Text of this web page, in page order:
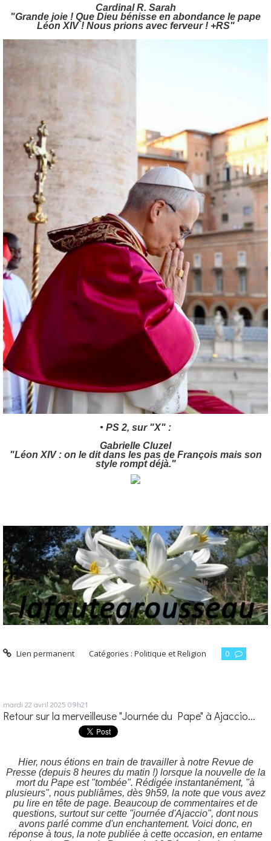
Cardinal R. Sarah
"Grande joie ! Que Dieu bénisse en abondance le pape
Léon XIV ! Nous prions avec ferveur ! +RS"
• PS 2, sur "X" :
Gabrielle Cluzel
"Léon XIV : on le dit dans les pas de François mais son
style rompt déjà."
Lien permanent Catégories :Politique et Religion 0
mardi 22 avril 2025 09h21
Retour sur la merveilleuse "Journée du Pape" à Ajaccio...
Hier, nous étions en train de travailler à notre Revue de
Presse (depuis 8 heures du matin !) lorsque la nouvelle de la
mort du Pape est "tombée". Rédigée instantanément, "à
plusieurs", nous publiâmes, dès 9h59, la note que vous avez
pu lire en tête de page. Beaucoup de commentaires et de
questions, surtout sur cette "journée d'Ajaccio", dont nous
avons parlé comme d'un enchantement. Voici donc, en
réponse à tous, la note publiée à cette occasion, en entame